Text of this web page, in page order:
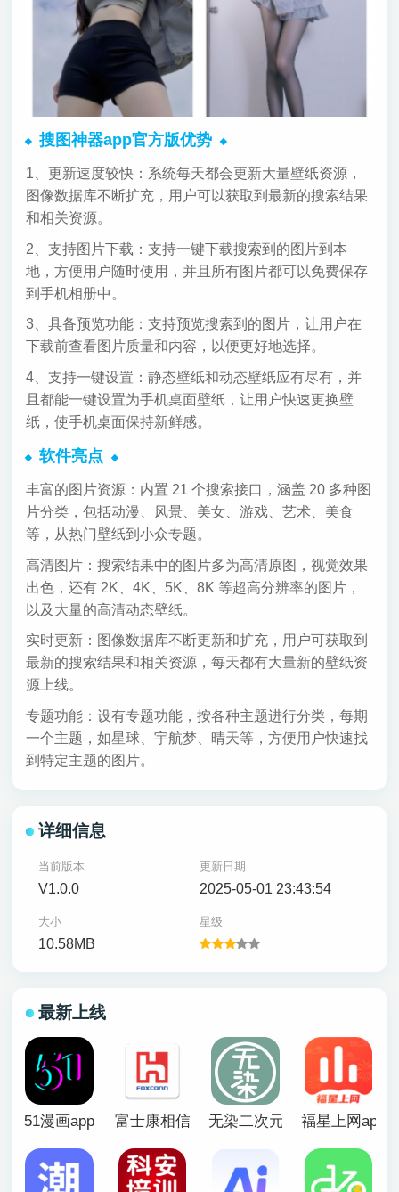
搜图神器app官方版优势
1、更新速度较快：系统每天都会更新大量壁纸资源，
图像数据库不断扩充，用户可以获取到最新的搜索结果
和相关资源。
2、支持图片下载：支持一键下载搜索到的图片到本
地，方便用户随时使用，并且所有图片都可以免费保存
到手机相册中。
3、具备预览功能：支持预览搜索到的图片，让用户在
下载前查看图片质量和内容，以便更好地选择。
4、支持一键设置：静态壁纸和动态壁纸应有尽有，并
且都能一键设置为手机桌面壁纸，让用户快速更换壁
纸，使手机桌面保持新鲜感。
软件亮点
丰富的图片资源：内置 21 个搜索接口，涵盖 20 多种图
片分类，包括动漫、风景、美女、游戏、艺术、美食
等，从热门壁纸到小众专题。
高清图片：搜索结果中的图片多为高清原图，视觉效果
出色，还有 2K、4K、5K、8K 等超高分辨率的图片，
以及大量的高清动态壁纸。
实时更新：图像数据库不断更新和扩充，用户可获取到
最新的搜索结果和相关资源，每天都有大量新的壁纸资
源上线。
专题功能：设有专题功能，按各种主题进行分类，每期
一个主题，如星球、宇航梦、晴天等，方便用户快速找
到特定主题的图片。
详细信息
当前版本
V1.0.0
更新日期
2025-05-01 23:43:54
大小
10.58MB
星级
最新上线
51漫画app 富士康相信app官方版无染二次元漫画app福星上网app